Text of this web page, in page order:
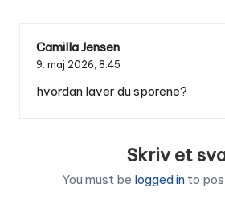
Camilla Jensen
9. maj 2026, 8:45
hvordan laver du sporene?
Skriv et
You must be logged into